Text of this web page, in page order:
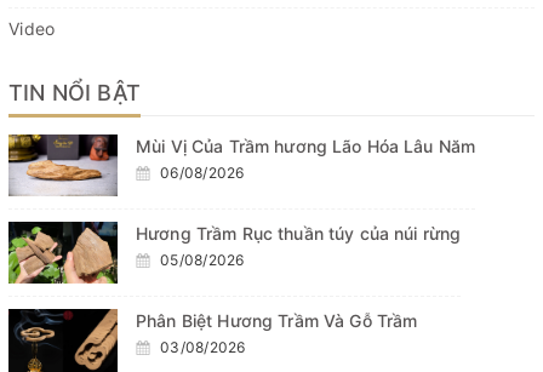
Video
TIN NỔI BẬT
Mùi Vị Của Trầm hương Lão Hóa Lâu Năm
06/08/2026
Hương Trầm Rục thuần túy của núi rừng
05/08/2026
Phân Biệt Hương Trầm Và Gỗ Trầm
03/08/2026